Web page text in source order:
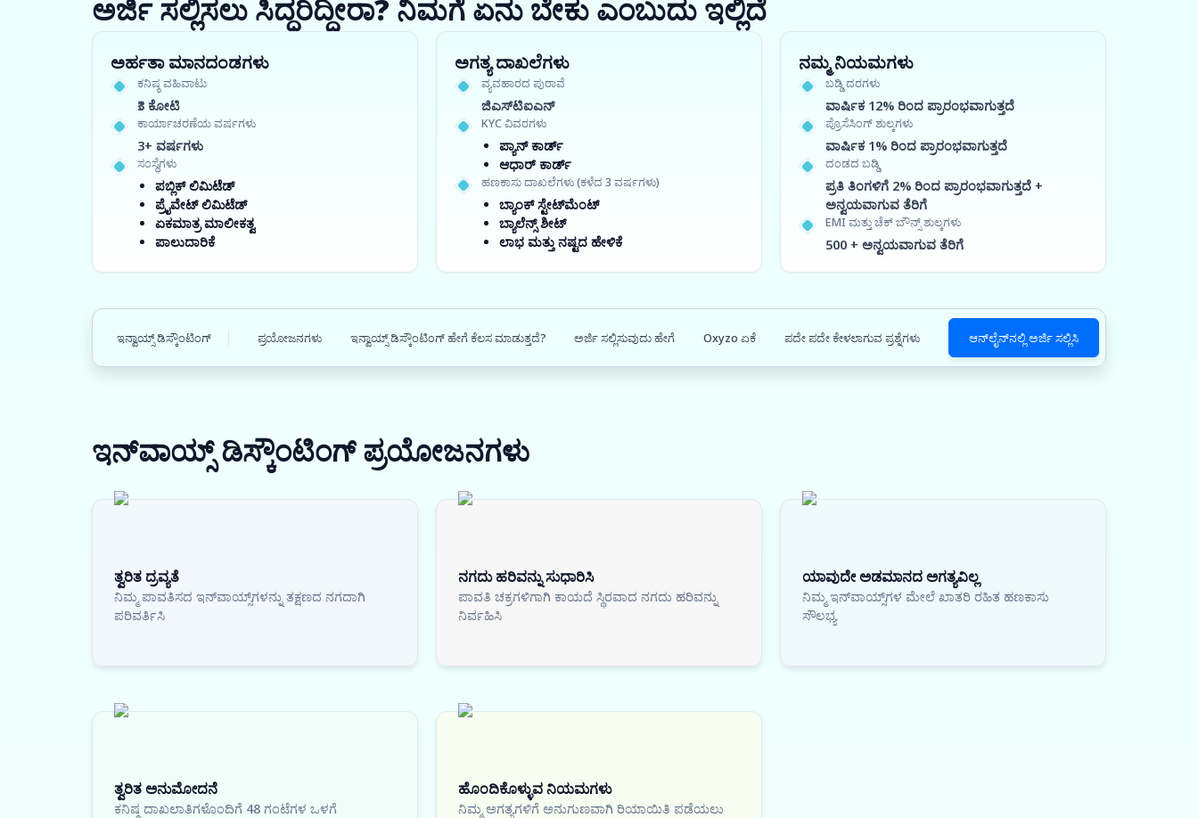
ಅರ್ಜಿ ಸಲ್ಲಿಸಲು ಸಿದ್ಧರಿದ್ದೀರಾ? ನಿಮಗೆ ಏನು ಬೇಕು ಎಂಬುದು ಇಲ್ಲಿದೆ
ಅರ್ಹತಾ ಮಾನದಂಡಗಳು
ಕನಿಷ್ಠ ವಹಿವಾಟು
₹3 ಕೋಟಿ
ಕಾರ್ಯಾಚರಣೆಯ ವರ್ಷಗಳು
3+ ವರ್ಷಗಳು
ಸಂಸ್ಥೆಗಳು
ಪಬ್ಲಿಕ್ ಲಿಮಿಟೆಡ್
ಪ್ರೈವೇಟ್ ಲಿಮಿಟೆಡ್
ಏಕಮಾತ್ರ ಮಾಲೀಕತ್ವ
ಪಾಲುದಾರಿಕೆ
ಅಗತ್ಯ ದಾಖಲೆಗಳು
ವ್ಯವಹಾರದ ಪುರಾವೆ
ಜಿಎಸ್‍ಟಿಐಎನ್
KYC ವಿವರಗಳು
ಪ್ಯಾನ್ ಕಾರ್ಡ್
ಆಧಾರ್ ಕಾರ್ಡ್
ಹಣಕಾಸು ದಾಖಲೆಗಳು (ಕಳೆದ 3 ವರ್ಷಗಳು)
ಬ್ಯಾಂಕ್ ಸ್ಟೇಟ್‌ಮೆಂಟ್
ಬ್ಯಾಲೆನ್ಸ್ ಶೀಟ್
ಲಾಭ ಮತ್ತು ನಷ್ಟದ ಹೇಳಿಕೆ
ನಮ್ಮ ನಿಯಮಗಳು
ಬಡ್ಡಿ ದರಗಳು
ವಾರ್ಷಿಕ 12% ರಿಂದ ಪ್ರಾರಂಭವಾಗುತ್ತದೆ
ಪ್ರೊಸೆಸಿಂಗ್ ಶುಲ್ಕಗಳು
ವಾರ್ಷಿಕ 1% ರಿಂದ ಪ್ರಾರಂಭವಾಗುತ್ತದೆ
ದಂಡದ ಬಡ್ಡಿ
ಪ್ರತಿ ತಿಂಗಳಿಗೆ 2% ರಿಂದ ಪ್ರಾರಂಭವಾಗುತ್ತದೆ +
ಅನ್ವಯವಾಗುವ ತೆರಿಗೆ
EMI ಮತ್ತು ಚೆಕ್ ಬೌನ್ಸ್ ಶುಲ್ಕಗಳು
500 + ಅನ್ವಯವಾಗುವ ತೆರಿಗೆ
ಇನ್ವಾಯ್ಸ್ ಡಿಸ್ಕೌಂಟಿಂಗ್ ಪ್ರಯೋಜನಗಳು ಇನ್ವಾಯ್ಸ್ ಡಿಸ್ಕೌಂಟಿಂಗ್ ಹೇಗೆ ಕೆಲಸ ಮಾಡುತ್ತದೆ? ಅರ್ಜಿ ಸಲ್ಲಿಸುವುದು ಹೇಗೆ Oxyzo ಏಕೆ ಪದೇ ಪದೇ ಕೇಳಲಾಗುವ ಪ್ರಶ್ನೆಗಳು ಆನ್‌ಲೈನ್‌ನಲ್ಲಿ ಅರ್ಜಿ ಸಲ್ಲಿಸಿ
ಇನ್‌ವಾಯ್ಸ್ ಡಿಸ್ಕೌಂಟಿಂಗ್ಪ್ರಯೋಜನಗಳು
ತ್ವರಿತ ದ್ರವ್ಯತೆ
ನಿಮ್ಮ ಪಾವತಿಸದ ಇನ್‌ವಾಯ್ಸ್‌ಗಳನ್ನು ತಕ್ಷಣದ ನಗದಾಗಿ
ಪರಿವರ್ತಿಸಿ
ನಗದು ಹರಿವನ್ನು ಸುಧಾರಿಸಿ
ಪಾವತಿ ಚಕ್ರಗಳಿಗಾಗಿ ಕಾಯದೆ ಸ್ಥಿರವಾದ ನಗದು ಹರಿವನ್ನು
ನಿರ್ವಹಿಸಿ
ಯಾವುದೇ ಅಡಮಾನದ ಅಗತ್ಯವಿಲ್ಲ
ನಿಮ್ಮ ಇನ್‌ವಾಯ್ಸ್‌ಗಳ ಮೇಲೆ ಖಾತರಿ ರಹಿತ ಹಣಕಾಸು
ಸೌಲಭ್ಯ
ತ್ವರಿತ ಅನುಮೋದನೆ
ಕನಿಷ್ಠ ದಾಖಲಾತಿಗಳೊಂದಿಗೆ 48 ಗಂಟೆಗಳ ಒಳಗೆ
ಹೊಂದಿಕೊಳ್ಳುವ ನಿಯಮಗಳು
ನಿಮ್ಮ ಅಗತ್ಯಗಳಿಗೆ ಅನುಗುಣವಾಗಿ ರಿಯಾಯಿತಿ ಪಡೆಯಲು